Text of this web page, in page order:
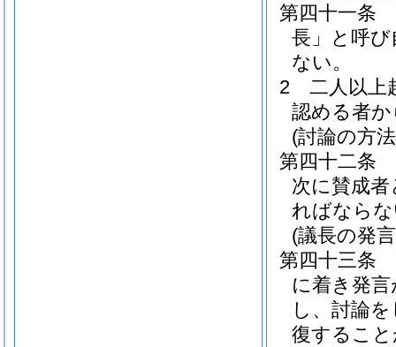
第四十一条
長」と呼
ない。
2
二人以上
認める者
(討論の方
第四十二条
次に賛成
ればなら
(議長の発
第四十三条
に着き発
し、討論
復するこ